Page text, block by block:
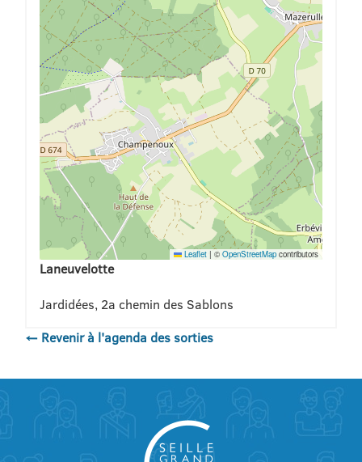
Leaflet | ©OpenStreetMap contributors
Laneuvelotte
Jardidées, 2a chemin des Sablons
← Revenir à l'agenda des sorties